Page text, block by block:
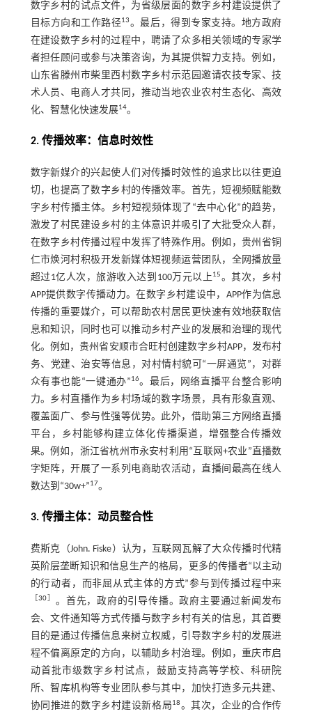
数字乡村的试点文件，为省级层面的数字乡村建设提供了
目标方向和工作路径13。最后，得到专家支持。地方政府
在建设数字乡村的过程中，聘请了众多相关领域的专家学
者担任顾问或参与决策咨询，为其提供智力支持。例如，
山东省滕州市柴里西村数字乡村示范园邀请农技专家、技
术人员、电商人才共同，推动当地农业农村生态化、高效
化、智慧化快速发展14。
2. 传播效率：信息时效性
数字新媒介的兴起使人们对传播时效性的追求比以往更迫
切，也提高了数字乡村的传播效率。首先，短视频赋能数
字乡村传播主体。乡村短视频体现了“去中心化”的趋势，
激发了村民建设乡村的主体意识并吸引了大批受众人群，
在数字乡村传播过程中发挥了特殊作用。例如，贵州省铜
仁市焕河村积极开发新媒体短视频运营团队，全网播放量
超过1亿人次，旅游收入达到100万元以上15。其次，乡村
APP提供数字传播动力。在数字乡村建设中，APP作为信息
传播的重要媒介，可以帮助农村居民更快速有效地获取信
息和知识，同时也可以推动乡村产业的发展和治理的现代
化。例如，贵州省安顺市合旺村创建数字乡村APP，发布村
务、党建、治安等信息，对村情村貌可“一屏通览”，对群
众有事也能“一键通办”16。最后，网络直播平台整合影响
力。乡村直播作为乡村场域的数字场景，具有形象直观、
覆盖面广、参与性强等优势。此外，借助第三方网络直播
平台，乡村能够构建立体化传播渠道，增强整合传播效
果。例如，浙江省杭州市永安村利用“互联网+农业”直播数
字矩阵，开展了一系列电商助农活动，直播间最高在线人
数达到“30w+”17。
3. 传播主体：动员整合性
费斯克（John. Fiske）认为，互联网瓦解了大众传播时代精
英阶层垄断知识和信息生产的格局，更多的传播者“以主动
的行动者，而非屈从式主体的方式”参与到传播过程中来
［30
。首先，政府的引导传播。政府主要通过新闻发布
会、文件通知等方式传播与数字乡村有关的信息，其首要
目的是通过传播信息来树立权威，引导数字乡村的发展进
程不偏离原定的方向，以辅助乡村治理。例如，重庆市启
动首批市级数字乡村试点，鼓励支持高等学校、科研院
所、智库机构等专业团队参与其中，加快打造多元共建、
协同推进的数字乡村建设新格局18。其次，企业的合作传